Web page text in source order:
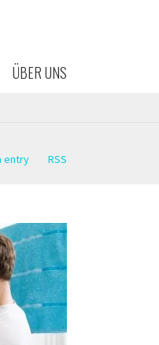
ÜBER UNS
entry RSS